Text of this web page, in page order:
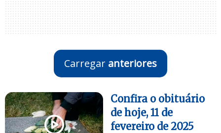
Carregar anteriores
Confira o obituário
de hoje, 11 de
fevereiro de 2025